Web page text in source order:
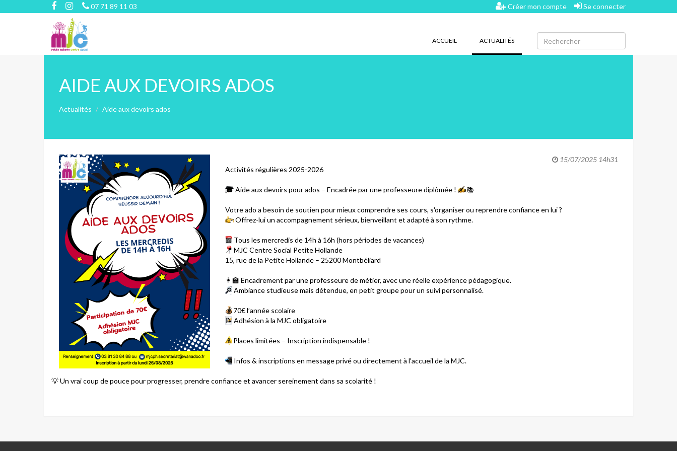
07 71 89 11 03 Créer mon compte Se connecter
ACCUEIL ACTUALITÉS(CURRENT)
AIDE AUX DEVOIRS ADOS
Actualités Aide aux devoirs ados
15/07/2025 14h31
Activités régulières 2025-2026
🎓Aide aux devoirs pour ados – Encadrée par une professeure diplômée ! ✍️📚
Votre ado a besoin de soutien pour mieux comprendre ses cours, s'organiser ou reprendre confiance en lui ?
👉Offrez-lui un accompagnement sérieux, bienveillant et adapté à son rythme.
📅 Tous les mercredis de 14h à 16h (hors périodes de vacances)
📍 MJC Centre Social Petite Hollande
15, rue de la Petite Hollande – 25200 Montbéliard
👩‍🏫 Encadrement par une professeure de métier, avec une réelle expérience pédagogique.
🔎Ambiance studieuse mais détendue, en petit groupe pour un suivi personnalisé.
💰 70€ l’année scolaire
📝Adhésion à la MJC obligatoire
⚠️ Places limitées – Inscription indispensable !
📲 Infos & inscriptions en message privé ou directement à l'accueil de la MJC.
💡Un vrai coup de pouce pour progresser, prendre confiance et avancer sereinement dans sa scolarité !